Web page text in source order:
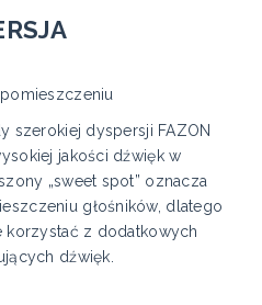
szerokiej dyspersji FAZON
jakości dźwięk w
„sweet spot” oznacza
głośników, dlatego
korzystać z dodatkowych
dźwięk.